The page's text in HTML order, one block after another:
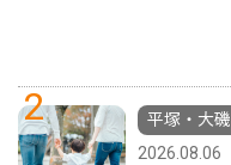
2
平塚・大
2026.08.06